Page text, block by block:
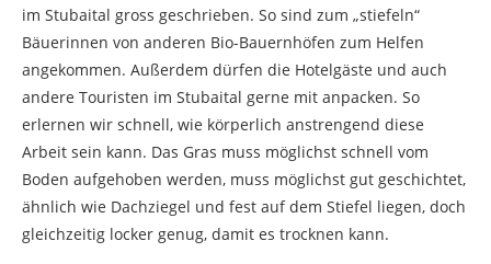
im Stubaital gross geschrieben. So sind zum „stiefeln“
Bäuerinnen von anderen Bio-Bauernhöfen zum Helfen
angekommen. Außerdem dürfen die Hotelgäste und auch
andere Touristen im Stubaital gerne mit anpacken. So
erlernen wir schnell, wie körperlich anstrengend diese
Arbeit sein kann. Das Gras muss möglichst schnell vom
Boden aufgehoben werden, muss möglichst gut geschichtet,
ähnlich wie Dachziegel und fest auf dem Stiefel liegen, doch
gleichzeitig locker genug, damit es trocknen kann.